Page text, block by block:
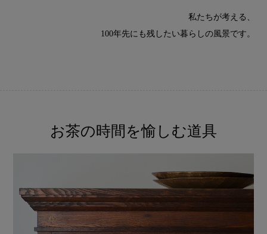
私たちが考える、
100年先にも残したい暮らしの風景です。
お茶の時間を愉しむ道具